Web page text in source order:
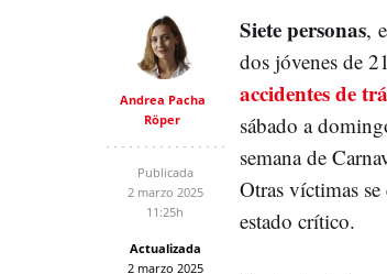
Andrea Pacha
Röper
Publicada
2 marzo 2025
11:25h
Actualizada
2 marzo 2025
Siete personas,
dos jóvenes de
accidentes de
sábado a
semana de
Otras víctimas
estado crítico.